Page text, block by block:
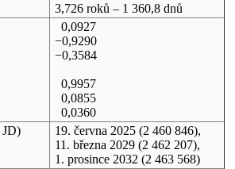
3,726 roků – 1 360,8 dnů
0,0927
−0,9290
−0,3584
0,9957
0,0855
0,0360
JD) 19. června 2025(2 460 846),
11. března 2029(2 462 207),
1. prosince 2032 (2 463 568)